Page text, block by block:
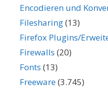
Encodieren und
Filesharing(13)
Firefox Plugins/
Firewalls (20)
Fonts (13)
Freeware(3.745)